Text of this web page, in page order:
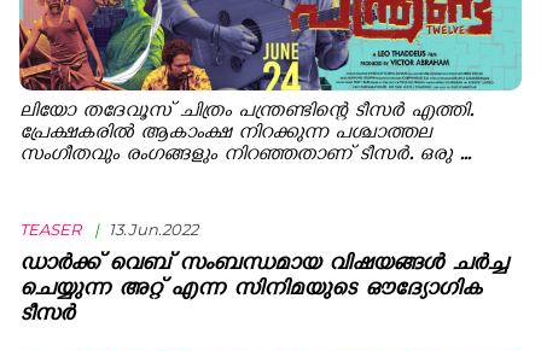
ലിയോ തദേവൂസ് ചിത്രം പന്ത്രണ്ടിന്റെ ടീസർ എത്തി.
പ്രേക്ഷകരിൽ ആകാംക്ഷ നിറക്കുന്ന പശ്ചാത്തല
സംഗീതവും രംഗങ്ങളും നിറഞ്ഞതാണ് ടീസർ. ഒരു ...
TEASER | 13.Jun.2022
ഡാർക്ക്‌ വെബ് സംബന്ധമായ വിഷയങ്ങൾ ചർച്ച
ചെയ്യുന്ന അറ്റ് എന്ന സിനിമയുടെ ഔദ്യോഗിക
ടീസർ